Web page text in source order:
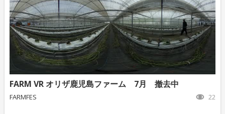
FARM VR オリザ鹿児島ファーム 7月 撤去中
FARMFES 22